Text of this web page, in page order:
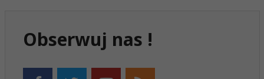
Obserwuj nas !